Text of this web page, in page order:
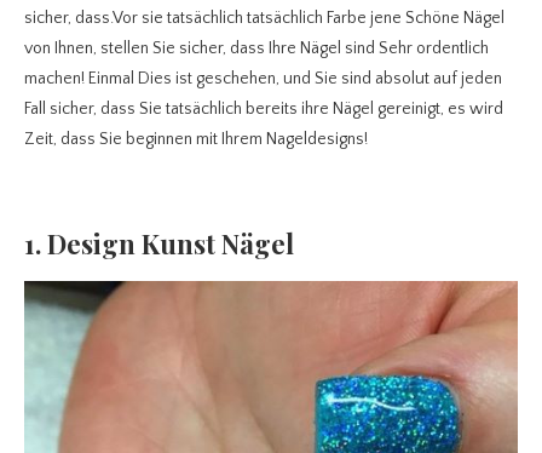
sicher, dass.Vor sie tatsächlich tatsächlich Farbe jene Schöne Nägel
von Ihnen, stellen Sie sicher, dass Ihre Nägel sind Sehr ordentlich
machen! Einmal Dies ist geschehen, und Sie sind absolut auf jeden
Fall sicher, dass Sie tatsächlich bereits ihre Nägel gereinigt, es wird
Zeit, dass Sie beginnen mit Ihrem Nageldesigns!
1. Design Kunst Nägel